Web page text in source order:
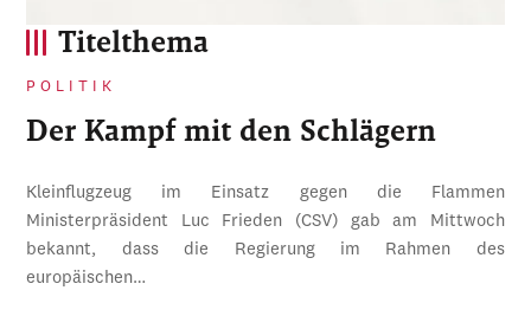
Titelthema
POLITIK
Der Kampf mit den Schlägern
Kleinflugzeug im Einsatz gegen die Flammen
Ministerpräsident Luc Frieden (CSV) gab am Mittwoch
bekannt, dass die Regierung im Rahmen des
europäischen…